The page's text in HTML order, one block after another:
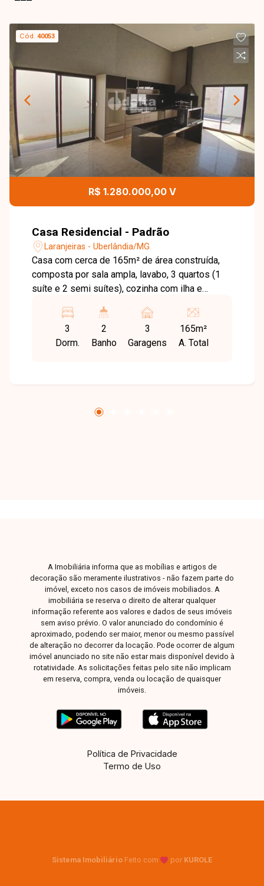
Cód.40053
R$ 1.280.000,00 V
Casa Residencial - Padrão
Laranjeiras - Uberlândia/MG
Casa com cerca de 165m² de área construída,
composta por sala ampla, lavabo, 3 quartos (1
suíte e 2 semi suítes), cozinha com ilha e
piscina aquecida, área de serviço, instalação
para ar-condicionado, aquecedor solar e 3 vagas
de garagem.
3
Dorm.
2
Banho
3
Garagens
165m²
A. Total
A Imobiliária informa que as mobílias e artigos de
decoração são meramente ilustrativos - não fazem parte do
imóvel, exceto nos casos de imóveis mobiliados. A
imobiliária se reserva o direito de alterar qualquer
informação referente aos valores e dados de seus imóveis
sem aviso prévio. O valor anunciado do condomínio é
aproximado, podendo ser maior, menor ou mesmo passível
de alteração no decorrer da locação. Pode ocorrer de algum
imóvel anunciado no site não estar mais disponível devido à
rotatividade. As solicitações feitas pelo site não implicam
em reserva, compra, venda ou locação de quaisquer
imóveis.
Política de Privacidade
Termo de Uso
Sistema Imobiliário Feito com por KUROLE